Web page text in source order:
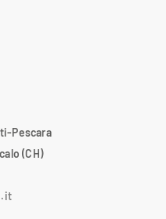
Pescara
(CH)